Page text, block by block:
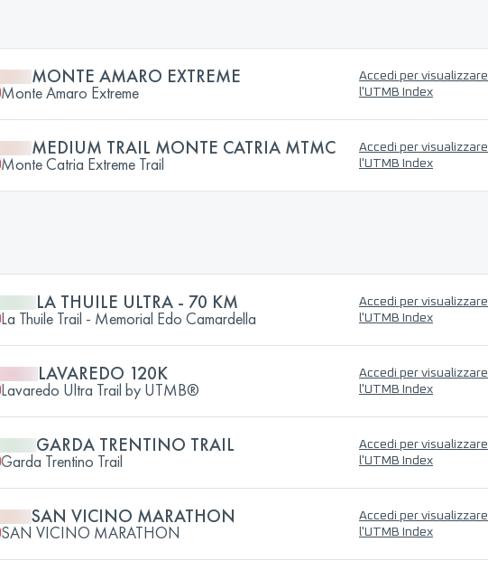
MONTE AMARO EXTREME
Monte Amaro Extreme
Accedi per visualizzare
l'UTMB Index
MEDIUM TRAIL MONTE CATRIA MTMC
Monte Catria Extreme Trail
Accedi per visualizzare
l'UTMB Index
LA THUILE ULTRA - 70 KM
La Thuile Trail - Memorial Edo Camardella
Accedi per visualizzare
l'UTMB Index
LAVAREDO 120K
Lavaredo Ultra Trail by UTMB®
Accedi per visualizzare
l'UTMB Index
GARDA TRENTINO TRAIL
Garda Trentino Trail
Accedi per visualizzare
l'UTMB Index
SAN VICINO MARATHON
SAN VICINO MARATHON
Accedi per visualizzare
l'UTMB Index